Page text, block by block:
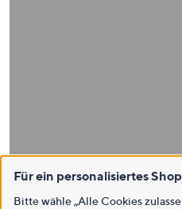
Für ein personalisiertes
Bitte wähle „Alle Cookies